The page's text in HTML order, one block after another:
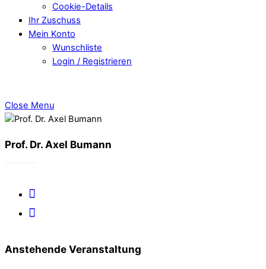
Cookie-Details
Ihr Zuschuss
Mein Konto
Wunschliste
Login / Registrieren
Close Menu
Prof. Dr. Axel Bumann
Anstehende Veranstaltung